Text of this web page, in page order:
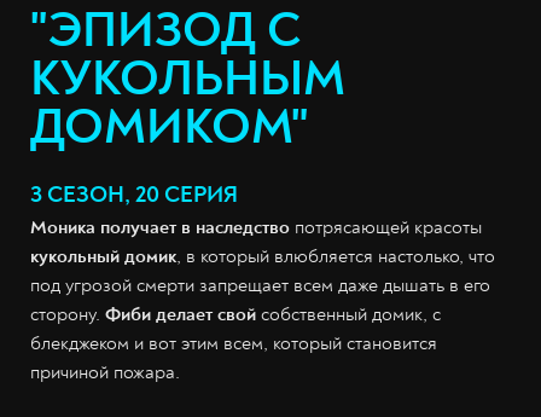
"ЭПИЗОД С
КУКОЛЬНЫМ
ДОМИКОМ"
3 СЕЗОН, 20 СЕРИЯ
Моника получает в наследство потрясающей красоты
кукольный домик, в который влюбляется настолько, что
под угрозой смерти запрещает всем даже дышать в его
сторону. Фиби делает свой собственный домик, с
блекджеком и вот этим всем, который становится
причиной пожара.